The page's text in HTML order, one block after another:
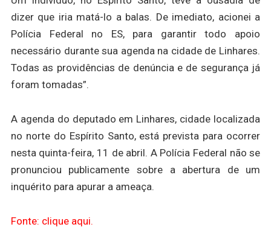
dizer que iria matá-lo a balas. De imediato, acionei a
Polícia Federal no ES, para garantir todo apoio
necessário durante sua agenda na cidade de Linhares.
Todas as providências de denúncia e de segurança já
foram tomadas”.
A agenda do deputado em Linhares, cidade localizada
no norte do Espírito Santo, está prevista para ocorrer
nesta quinta-feira, 11 de abril. A Polícia Federal não se
pronunciou publicamente sobre a abertura de um
inquérito para apurar a ameaça.
Fonte: clique aqui.